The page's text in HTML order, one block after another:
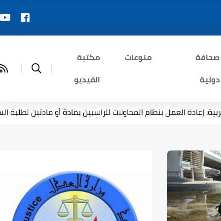
صحافة
دولية
منوعات
مكتبة
الفيديو
للراسبين بمادة أو مادتين لطلبة السادس الإعدادي العدل